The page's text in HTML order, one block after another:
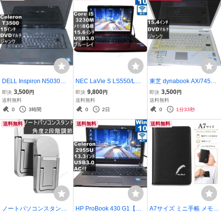
DELL Inspiron N5030【C
eleron T3500 2.1GHz】
【Windows7世代のPC】
均一／BIOS表示可 ジャン
即決 3,500円
送料無料
0
3時間
NEC LaVie S LS550/L
【Core i5 3230M】 【W
indows10 Home】ブルー
レイ ／充電可／Wi-Fi／保
即決 9,800円
送料無料
0
2日
東芝 dynabook AX/745LS
12MB5メモリ 【Wind
owsXP世代のPC】 均一
／電源投入可 ジャンクPC
即決 3,500円
送料無料
0
1分33秒
送料無料
ノートパソコンスタンド
送料無料
HP ProBook 430 G1【Cel
送料無料
A7サイズ ミニ手帳 メモ帳